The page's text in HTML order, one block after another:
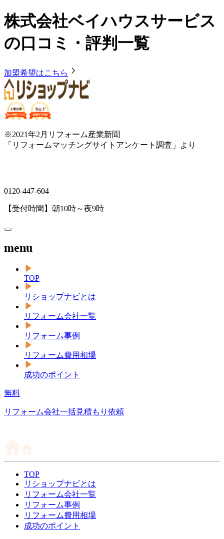
株式会社ベイハウスサービス
の口コミ・評判一覧
加盟希望はこちら
※2021年2月リフォーム産業新聞
「リフォームマッチングサイトアンケート調査」より
0120-447-604
【受付時間】朝10時～夜9時
menu
TOP
リショップナビとは
リフォーム会社一覧
リフォーム事例
リフォーム費用相場
成功のポイント
無料
リフォーム会社一括見積もり依頼
TOP
リショップナビとは
リフォーム会社一覧
リフォーム事例
リフォーム費用相場
成功のポイント